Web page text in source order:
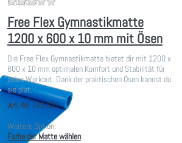
Free Flex Gymnastikmatte
1200 x 600 x 10 mm mit Ösen
Die Free Flex Gymnastikmatte bietet dir mit 1200 x
600 x 10 mm optimalen Komfort und Stabilität für
jedes Workout. Dank der praktischen Ösen kannst du
sie plat…
Art.-Nr.140.831-
Weitere Option:
Farbe der Matte wählen